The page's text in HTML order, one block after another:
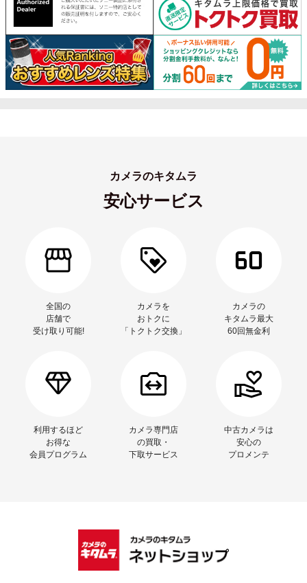
カメラのキタムラ
安心サービス
全国の
店舗で
受け取り可能!
カメラを
おトクに
「トクトク交換」
カメラの
キタムラ最大
60回無金利
利用するほど
お得な
会員プログラム
カメラ専門店
の買取・
下取サービス
中古カメラは
安心の
プロメンテ